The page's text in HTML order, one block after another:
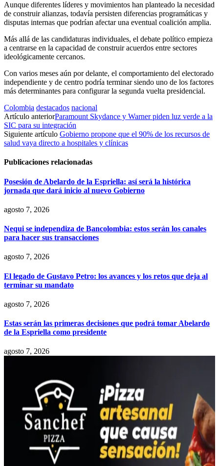
Aunque diferentes líderes y movimientos han planteado la necesidad
de construir alianzas, todavía persisten diferencias programáticas y
disputas internas que podrían afectar una eventual coalición amplia.
Más allá de las candidaturas individuales, el debate político empieza
a centrarse en la capacidad de construir acuerdos entre sectores
ideológicamente cercanos.
Con varios meses aún por delante, el comportamiento del electorado
independiente y de centro podría terminar siendo uno de los factores
más determinantes para configurar la segunda vuelta presidencial.
Colombia destacados nacional
Artículo anteriorParamount Skydance y Warner piden luz verde a la
SIC para su integración
Siguiente artículo Gobierno propone que el 90% de los recursos de
salud vaya directo a hospitales y clínicas
Publicaciones relacionadas
Posesión de Abelardo de la Espriella: así será la histórica
jornada que dará inicio al nuevo Gobierno
agosto 7, 2026
Nequi se independiza de Bancolombia: estos serán los canales
para hacer sus transacciones
agosto 7, 2026
El legado de Gustavo Petro: los avances y los retos que deja al
terminar su mandato
agosto 7, 2026
Estas serán las primeras decisiones que podrá tomar Abelardo
de la Espriella como presidente
agosto 7, 2026